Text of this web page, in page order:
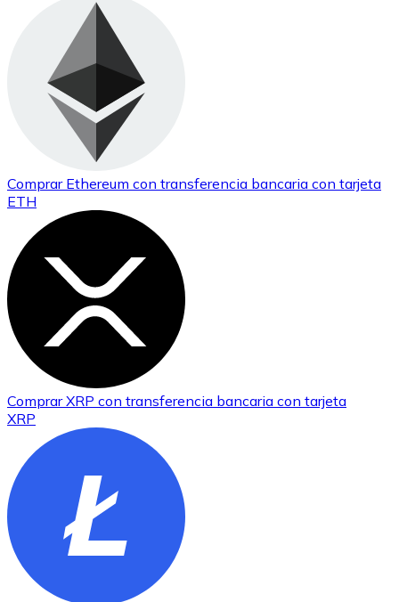
Comprar Ethereum con transferencia bancaria con tarjeta
ETH
ComprarXRP con transferencia bancaria con tarjeta
XRP